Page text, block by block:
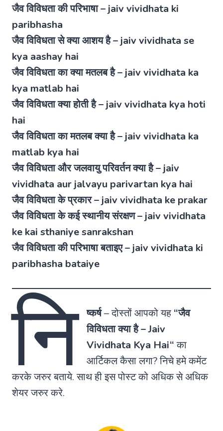
जैव विविधता की परिभाषा – jaiv vividhata ki
paribhasha
जैव विविधता से क्या आशय है – jaiv vividhata se
kya aashay hai
जैव विविधता का क्या मतलब है – jaiv vividhata ka
kya matlab hai
जैव विविधता क्या होती है – jaiv vividhata kya hoti
hai
जैव विविधता का मतलब क्या है – jaiv vividhata ka
matlab kya hai
जैव विविधता और जलवायु परिवर्तन क्या है – jaiv
vividhata aur jalvayu parivartan kya hai
जैव विविधता के प्रकार – jaiv vividhata ke prakar
जैव विविधता के कई स्थानीय संरक्षण – jaiv vividhata
ke kai sthaniye sanrakshan
जैव विविधता की परिभाषा बताइए – jaiv vividhata ki
paribhasha bataiye
नि ष्कर्ष– दोस्तों आपको यह “जैव
विविधता क्या है –Jaiv
Vividhata Kya Hai“का
आर्टिकल कैसा लगा? निचे हमे कमेंट
करके जरुर बताये. साथ ही इस पोस्ट को अधिक से अधिक
शेयर जरुर करे.